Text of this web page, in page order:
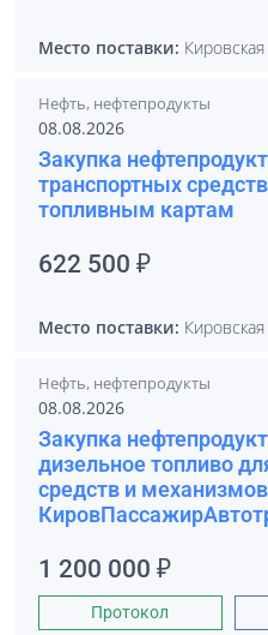
Место поставки:
Нефть, нефтепродукты
08.08.2026
Закупка
транспортных
топливным картам
622 500 ₽
Место поставки:
Нефть, нефтепродукты
08.08.2026
Закупка
дизельное топливо
средств и
1 200 000 ₽
Протокол